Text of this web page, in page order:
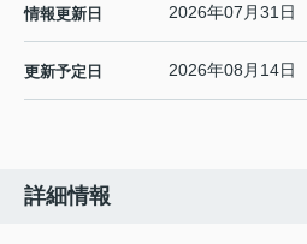
情報更新日 2026年07月31日
更新予定日 2026年08月14日
詳細情報